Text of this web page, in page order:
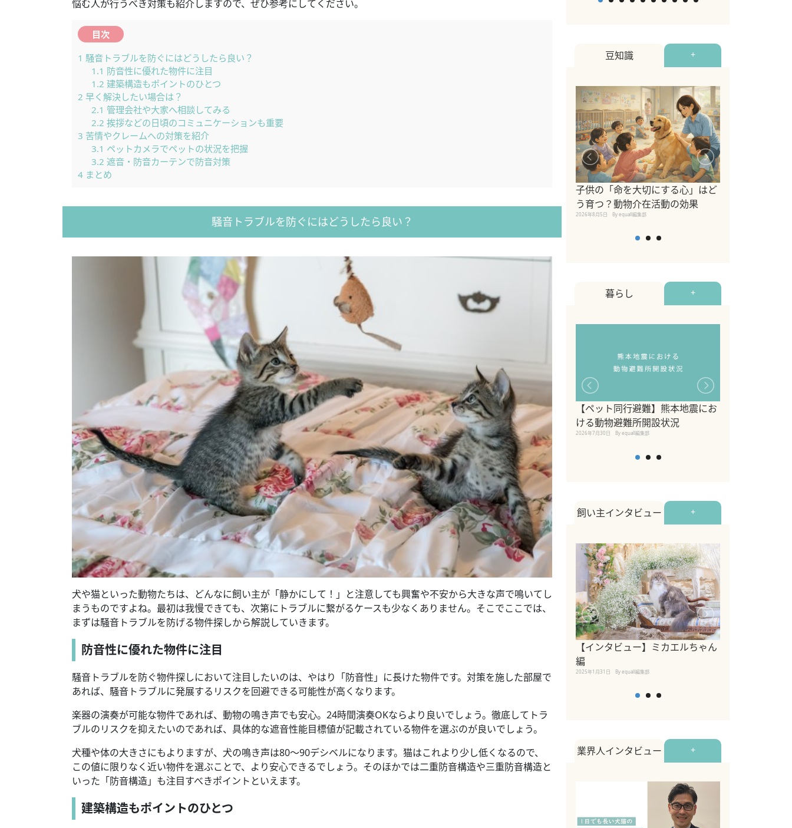
悩む人が行うべき対策も紹介しますので、ぜひ参考にしてください。
目次
1 騒音トラブルを防ぐにはどうしたら良い？
1.1 防音性に優れた物件に注目
1.2 建築構造もポイントのひとつ
2 早く解決したい場合は？
2.1 管理会社や大家へ相談してみる
2.2 挨拶などの日頃のコミュニケーションも重要
3 苦情やクレームへの対策を紹介
3.1 ペットカメラでペットの状況を把握
3.2 遮音・防音カーテンで防音対策
4 まとめ
騒音トラブルを防ぐにはどうしたら良い？
犬や猫といった動物たちは、どんなに飼い主が「静かにして！」と注意しても興奮や不安から大きな声で鳴いてし
まうものですよね。最初は我慢できても、次第にトラブルに繋がるケースも少なくありません。そこでここでは、
まずは騒音トラブルを防げる物件探しから解説していきます。
防音性に優れた物件に注目
騒音トラブルを防ぐ物件探しにおいて注目したいのは、やはり「防音性」に長けた物件です。対策を施した部屋で
あれば、騒音トラブルに発展するリスクを回避できる可能性が高くなります。
楽器の演奏が可能な物件であれば、動物の鳴き声でも安心。24時間演奏OKならより良いでしょう。徹底してトラ
ブルのリスクを抑えたいのであれば、具体的な遮音性能目標値が記載されている物件を選ぶのが良いでしょう。
犬種や体の大きさにもよりますが、犬の鳴き声は80〜90デシベルになります。猫はこれより少し低くなるので、
この値に限りなく近い物件を選ぶことで、より安心できるでしょう。そのほかでは二重防音構造や三重防音構造と
いった「防音構造」も注目すべきポイントといえます。
建築構造もポイントのひとつ
豆知識 +
子供の「命を大切にする心」はど
う育つ？動物介在活動の効果
2026年8月5日 By equall編集部
暮らし +
【ペット同行避難】熊本地震にお
ける動物避難所開設状況
2026年7月30日 By equall編集部
飼い主インタビュー +
【インタビュー】ミカエルちゃん
編
2025年1月31日 By equall編集部
業界人インタビュー +